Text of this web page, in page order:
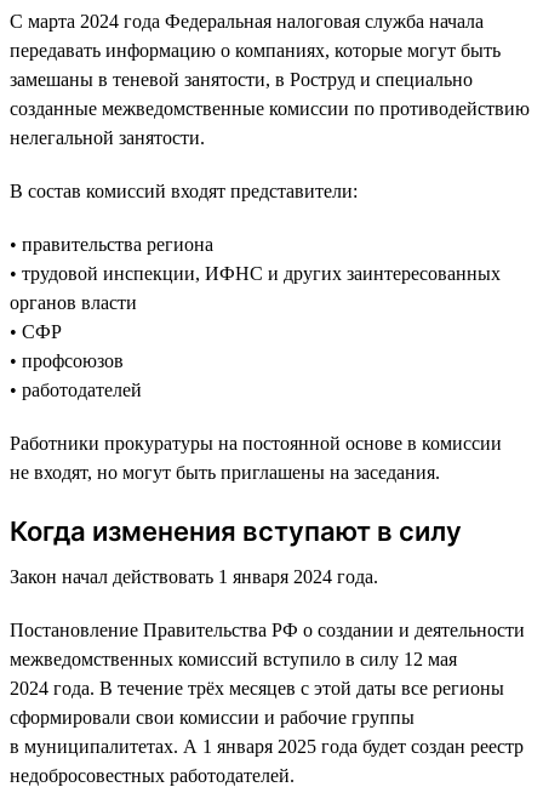
С марта 2024 года Федеральная налоговая служба начала
передавать информацию о компаниях, которые могут быть
замешаны в теневой занятости, в Роструд и специально
созданные межведомственные комиссии по противодействию
нелегальной занятости.
В состав комиссий входят представители:
• правительства региона
• трудовой инспекции, ИФНС и других заинтересованных
органов власти
• СФР
• профсоюзов
• работодателей
Работники прокуратуры на постоянной основе в комиссии
не входят, но могут быть приглашены на заседания.
Когда изменения вступают в силу
Закон начал действовать 1 января 2024 года.
Постановление Правительства РФ о создании и деятельности
межведомственных комиссий вступило в силу 12 мая
2024 года. В течение трёх месяцев с этой даты все регионы
сформировали свои комиссии и рабочие группы
в муниципалитетах. А 1 января 2025 года будет создан реестр
недобросовестных работодателей.